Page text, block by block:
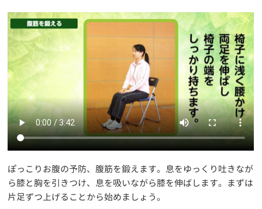
ぽっこりお腹の予防、腹筋を鍛えます。息をゆっくり吐きなが
ら膝と胸を引きつけ、息を吸いながら膝を伸ばします。まずは
片足ずつ上げることから始めましょう。